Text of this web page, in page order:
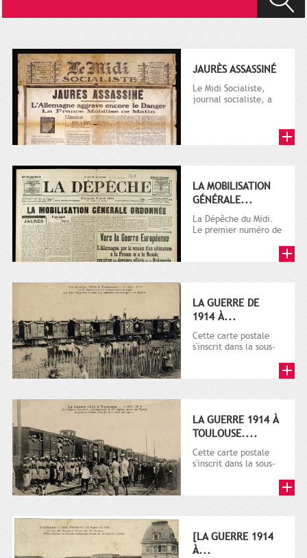
JAURÈS ASSASSINÉ
Le Midi Socialiste,
journal socialiste, a
LA MOBILISATION
GÉNÉRALE...
La Dépêche du Midi.
Le premier numéro de
octobre...
LA GUERRE DE
1914 À...
Cette carte postale
s'inscrit dans la sous-
plusieurs milliers de...
LA GUERRE 1914 À
TOULOUSE....
Cette carte postale
s'inscrit dans la sous-
plusieurs milliers de...
[LA GUERRE 1914
À...